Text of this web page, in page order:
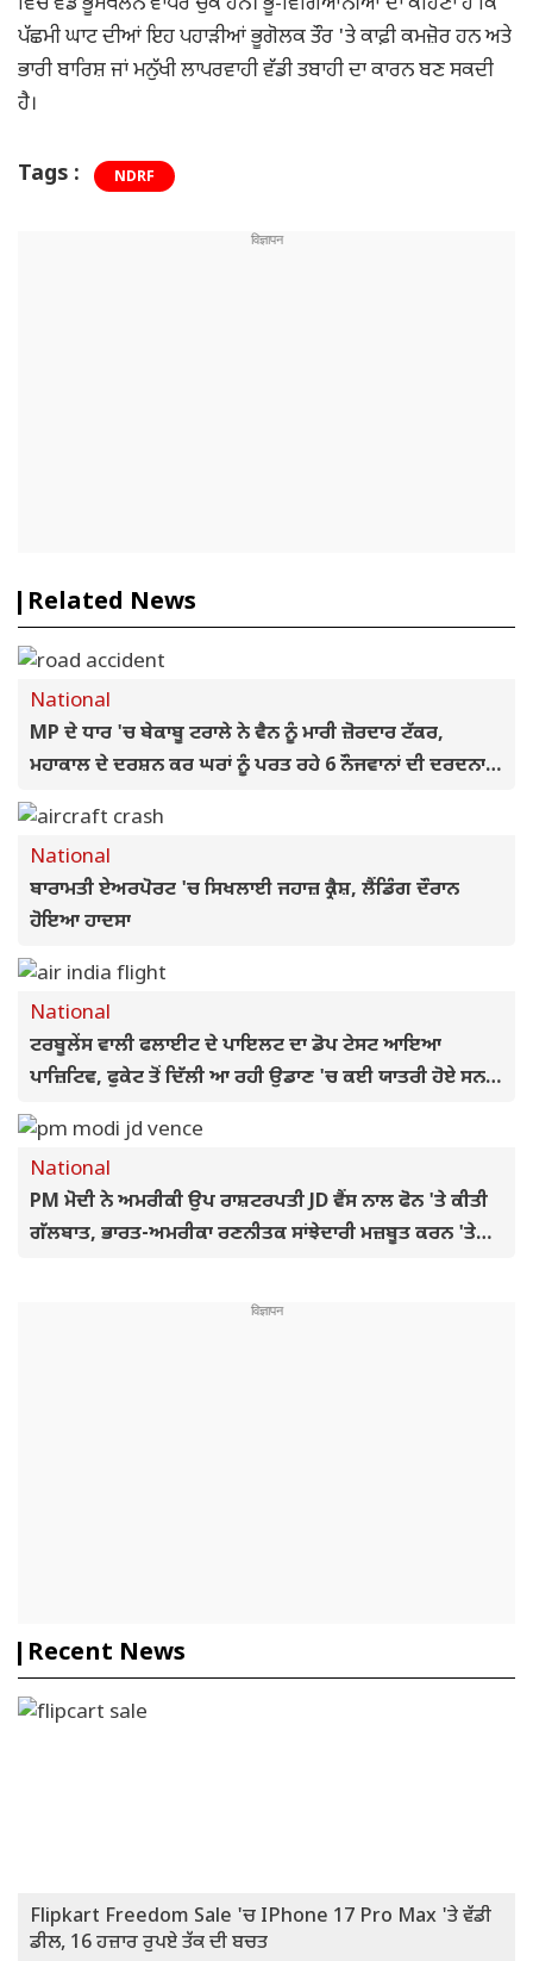
ਪੱਛਮੀ ਘਾਟ ਦੀਆਂ ਇਹ ਪਹਾੜੀਆਂ ਭੂਗੋਲਕ ਤੌਰ 'ਤੇ ਕਾਫ਼ੀ ਕਮਜ਼ੋਰ ਹਨ ਅਤੇ
ਭਾਰੀ ਬਾਰਿਸ਼ ਜਾਂ ਮਨੁੱਖੀ ਲਾਪਰਵਾਹੀ ਵੱਡੀ ਤਬਾਹੀ ਦਾ ਕਾਰਨ ਬਣ ਸਕਦੀ
ਹੈ।
Tags : NDRF
Related News
National
MP ਦੇ ਧਾਰ 'ਚ ਬੇਕਾਬੂ ਟਰਾਲੇ ਨੇ ਵੈਨ ਨੂੰ ਮਾਰੀ ਜ਼ੋਰਦਾਰ ਟੱਕਰ,
ਮਹਾਕਾਲ ਦੇ ਦਰਸ਼ਨ ਕਰ ਘਰਾਂ ਨੂੰ ਪਰਤ ਰਹੇ 6 ਨੌਜਵਾਨਾਂ ਦੀ ਦਰਦਨਾਕ
ਮੌਤ
National
ਬਾਰਾਮਤੀ ਏਅਰਪੋਰਟ 'ਚ ਸਿਖਲਾਈ ਜਹਾਜ਼ ਕ੍ਰੈਸ਼, ਲੈਂਡਿੰਗ ਦੌਰਾਨ
ਹੋਇਆ ਹਾਦਸਾ
National
ਟਰਬੂਲੇਂਸ ਵਾਲੀ ਫਲਾਈਟ ਦੇ ਪਾਇਲਟ ਦਾ ਡੋਪ ਟੇਸਟ ਆਇਆ
ਪਾਜ਼ਿਟਿਵ, ਫੁਕੇਟ ਤੋਂ ਦਿੱਲੀ ਆ ਰਹੀ ਉਡਾਣ 'ਚ ਕਈ ਯਾਤਰੀ ਹੋਏ ਸਨ
ਜਖ਼ਮੀ
National
PM ਮੋਦੀ ਨੇ ਅਮਰੀਕੀ ਉਪ ਰਾਸ਼ਟਰਪਤੀ JD ਵੈਂਸ ਨਾਲ ਫੋਨ 'ਤੇ ਕੀਤੀ
ਗੱਲਬਾਤ, ਭਾਰਤ-ਅਮਰੀਕਾ ਰਣਨੀਤਕ ਸਾਂਝੇਦਾਰੀ ਮਜ਼ਬੂਤ ਕਰਨ 'ਤੇ
Recent News
Flipkart Freedom Sale 'ਚ IPhone 17 Pro Max 'ਤੇ ਵੱਡੀ
ਡੀਲ, 16 ਹਜ਼ਾਰ ਰੁਪਏ ਤੱਕ ਦੀ ਬਚਤ